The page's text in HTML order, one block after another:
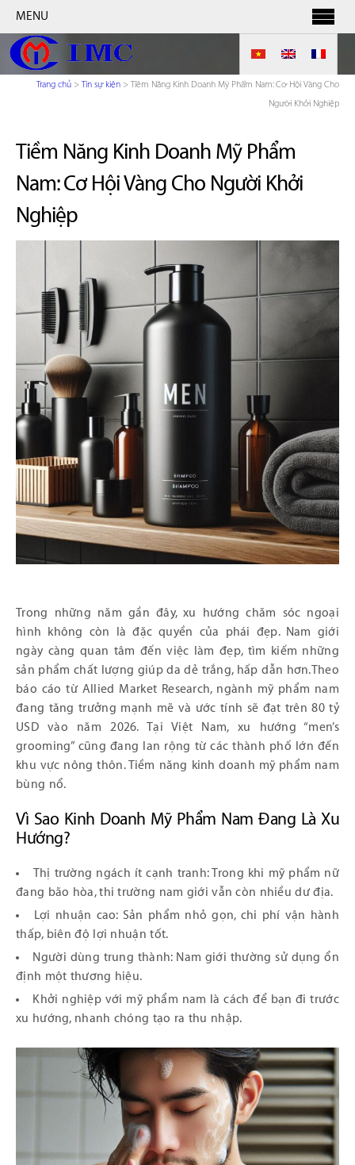
MENU
Trang chủ > Tin sự kiện > Tiềm Năng Kinh Doanh Mỹ Phẩm Nam: Cơ Hội Vàng Cho
Người Khởi Nghiệp
Tiềm Năng Kinh Doanh Mỹ Phẩm
Nam: Cơ Hội Vàng Cho Người Khởi
Nghiệp
Trong những năm gần đây, xu hướng chăm sóc ngoại
hình không còn là đặc quyền của phái đẹp. Nam giới
ngày càng quan tâm đến việc làm đẹp, tìm kiếm những
sản phẩm chất lượng giúp da dẻ trắng, hấp dẫn hơn.Theo
báo cáo từ Allied Market Research, ngành mỹ phẩm nam
đang tăng trưởng mạnh mẽ và ước tính sẽ đạt trên 80 tỷ
USD vào năm 2026. Tại Việt Nam, xu hướng “men’s
grooming” cũng đang lan rộng từ các thành phố lớn đến
khu vực nông thôn. Tiềm năng kinh doanh mỹ phẩm nam
bùng nổ.
Vì Sao Kinh Doanh Mỹ Phẩm Nam Đang Là Xu
Hướng?
Thị trường ngách ít cạnh tranh: Trong khi mỹ phẩm nữ
đang bão hòa, thi trường nam giới vẫn còn nhiều dư địa.
Lợi nhuận cao: Sản phẩm nhỏ gọn, chi phí vận hành
thấp, biên độ lợi nhuận tốt.
Người dùng trung thành: Nam giới thường sử dụng ổn
định một thương hiệu.
Khởi nghiệp với mỹ phẩm nam là cách để bạn đi trước
xu hướng, nhanh chóng tạo ra thu nhập.